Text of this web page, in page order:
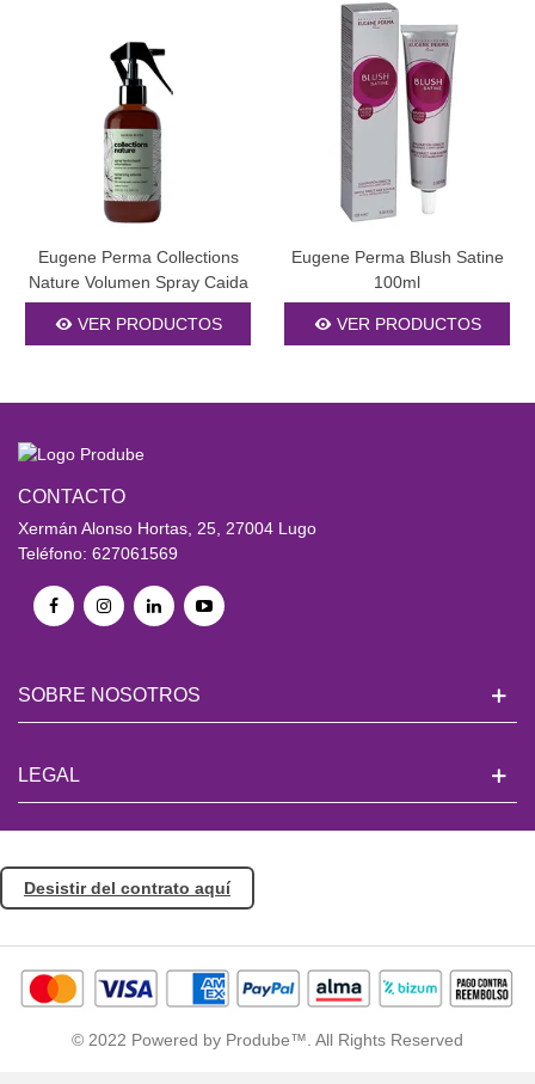
Eugene Perma Collections
Nature Volumen Spray Caida
200ml
VER PRODUCTOS
Eugene Perma Blush Satine
100ml
VER PRODUCTOS
CONTACTO
Xermán Alonso Hortas, 25, 27004 Lugo
Teléfono: 627061569
SOBRE NOSOTROS
LEGAL
Desistir del contrato aquí
© 2022 Powered by Prodube™. All Rights Reserved